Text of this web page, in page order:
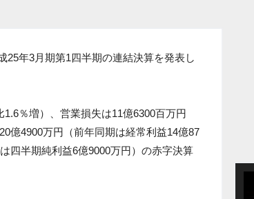
25年3月期第1四半期の連結決算を発表し
％増）、営業損失は11億6300百万円
億4900万円（前年同期は経常利益14億87
四半期純利益6億9000万円）の赤字決算